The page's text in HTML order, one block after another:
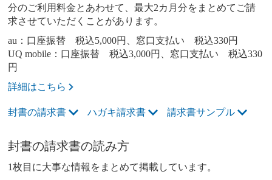
分のご利用料金とあわせて、最大2カ月分をまとめてご請
求させていただくことがあります。
au：口座振替 税込5,000円、窓口支払い 税込330円
UQ mobile：口座振替 税込3,000円、窓口支払い 税込330
円
詳細はこちら
封書の請求書 ハガキ請求書 請求書サンプル
封書の請求書の読み方
1枚目に大事な情報をまとめて掲載しています。